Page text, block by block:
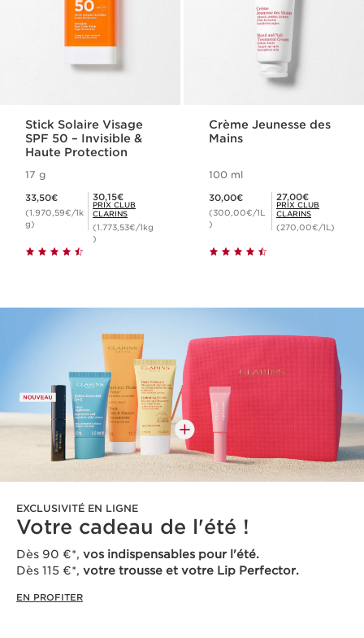
Stick Solaire Visage
SPF 50 – Invisible &
Haute Protection
17 g
33,50€
(1.970,59€/1k
g)
Prix Club Clarins 30,15€
30,15€
PRIX CLUB
CLARINS
(1.773,53€/1kg
)
Crème Jeunesse des
Mains
100 ml
30,00€
(300,00€/1L
)
Prix Club Clarins 27,00€
27,00€
PRIX CLUB
CLARINS
(270,00€/1L)
EXCLUSIVITÉ EN LIGNE
Votre cadeau de l'été !
Dès 90 €*, vos indispensables pour l'été.
Dès 115 €*, votre trousse et votre Lip Perfector.
EN PROFITER